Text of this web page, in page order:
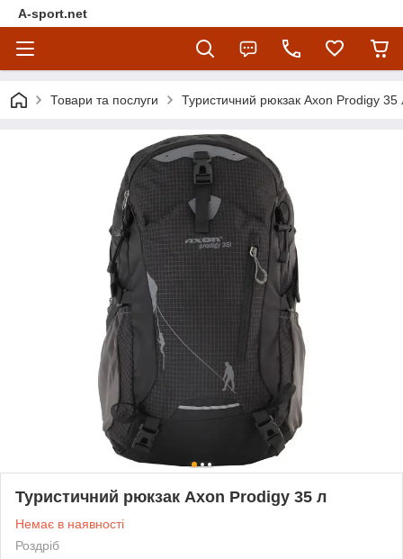
A-sport.net
Товари та послуги Туристичний рюкзак Axon Prodigy 35
Туристичний рюкзак Axon Prodigy 35 л
Немає в наявності
Роздріб